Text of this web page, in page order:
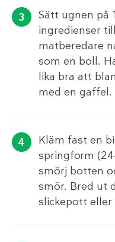
Sätt ugnen på
ingredienser
matberedare
som en boll.
lika bra att
med en gaffel.
Kläm fast en
springform
smörj botten
smör. Bred ut
slickepott eller